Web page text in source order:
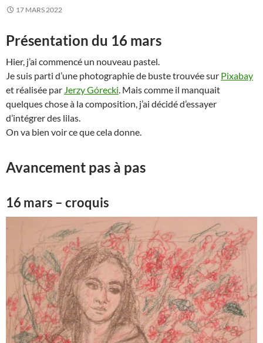
17 MARS 2022
Présentation du 16 mars
Hier, j’ai commencé un nouveau pastel.
Je suis parti d’une photographie de buste trouvée sur Pixabay
et réalisée par Jerzy Górecki. Mais comme il manquait
quelques chose à la composition, j’ai décidé d’essayer
d’intégrer des lilas.
On va bien voir ce que cela donne.
Avancement pas à pas
16 mars – croquis